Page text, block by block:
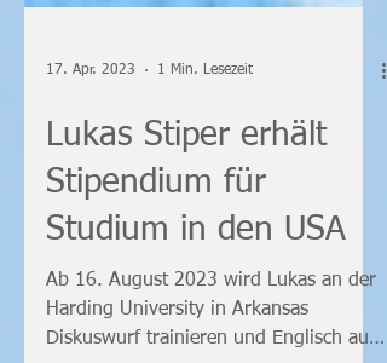
17. Apr. 2023 1 Min. Lesezeit
Lukas Stiper erhält
Stipendium für
Studium in den USA
Ab 16. August 2023 wird Lukas an der